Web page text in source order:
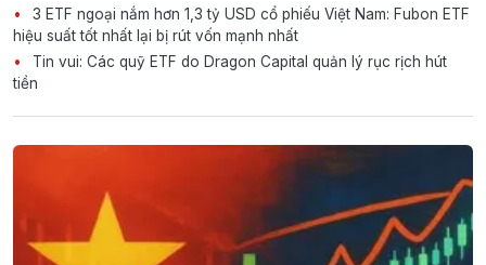
3 ETF ngoại nắm hơn 1,3 tỷ USD cổ phiếu Việt Nam: Fubon ETF
hiệu suất tốt nhất lại bị rút vốn mạnh nhất
Tin vui: Các quỹ ETF do Dragon Capital quản lý rục rịch hút
tiền